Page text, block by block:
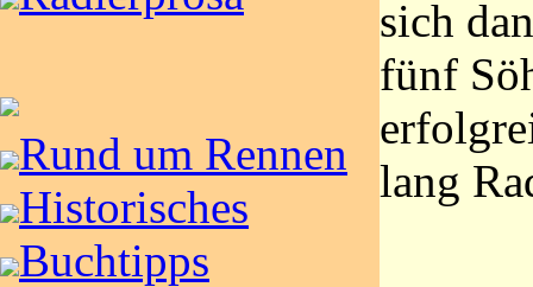
Rund um Rennen
Historisches
Buchtipps
sich
fünf
lang